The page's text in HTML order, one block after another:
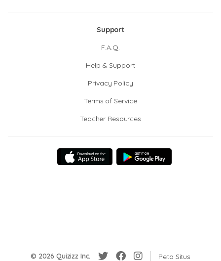
Support
F.A.Q.
Help & Support
Privacy Policy
Terms of Service
Teacher Resources
© 2026 Quizizz Inc. Peta Situs